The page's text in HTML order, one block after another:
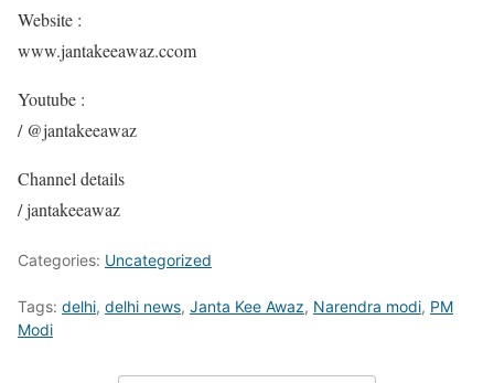
Website :
www.jantakeeawaz.ccom
Youtube :
/ @jantakeeawaz
Channel details
/ jantakeeawaz
Categories: Uncategorized
Tags: delhi, delhi news, Janta Kee Awaz, Narendra modi, PM
Modi